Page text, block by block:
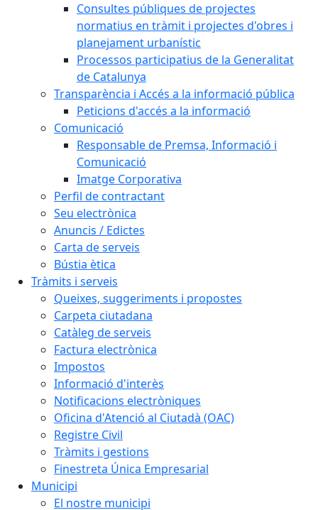
Consultes públiques de projectes
normatius en tràmit i projectes d'obres i
planejament urbanístic
Processos participatius de la Generalitat
de Catalunya
Transparència i Accés a la informació pública
Peticions d'accés a la informació
Comunicació
Responsable de Premsa, Informació i
Comunicació
Imatge Corporativa
Perfil de contractant
Seu electrònica
Anuncis / Edictes
Carta de serveis
Bústia ètica
Tràmits i serveis
Queixes, suggeriments i propostes
Carpeta ciutadana
Catàleg de serveis
Factura electrònica
Impostos
Informació d'interès
Notificacions electròniques
Oficina d'Atenció al Ciutadà (OAC)
Registre Civil
Tràmits i gestions
Finestreta Única Empresarial
Municipi
El nostre municipi